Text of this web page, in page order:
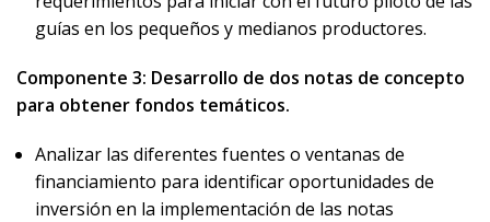
guías en los pequeños y medianos productores.
Componente 3: Desarrollo de dos notas de concepto
para obtener fondos temáticos.
Analizar las diferentes fuentes o ventanas de
financiamiento para identificar oportunidades de
inversión en la implementación de las notas